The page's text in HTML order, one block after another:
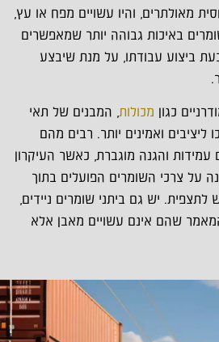
מאולתרים, והיו עשויים מפח או עץ,
באיכות גבוהה יותר שמאפשרים
ביצוע עבודתו, על מנת שיבצע
כגון מכולות, המבנים של תאי
ואמינים יותר. רבים מהם
עמידות והגנה מוגברת, כאשר העיקרון
על צרכי השומרים הפועלים בתוך
לתצפית. יש גם ביתני שומרים ניידים,
שהם אינם עשויים מאבן אלא